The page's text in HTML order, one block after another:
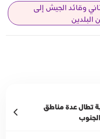
وقائد الجيش إلى
البلدين
تطال عدة مناطق